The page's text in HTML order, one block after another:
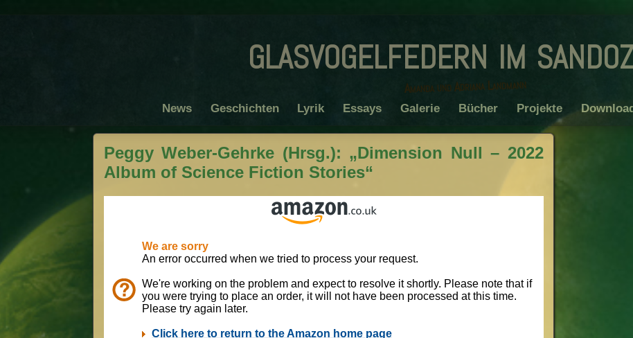
glasvogelfedern im
Amanda und Adriana Landmann
News Geschichten Lyrik Essays Galerie Bücher Projekte
Peggy Weber-Gehrke (Hrsg.): „Dimension Null – 2022
Album of Science Fiction Stories“